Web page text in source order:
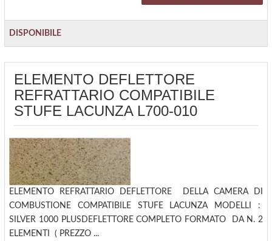
DISPONIBILE
ELEMENTO DEFLETTORE
REFRATTARIO COMPATIBILE
STUFE LACUNZA L700-010
ELEMENTO REFRATTARIO DEFLETTORE DELLA CAMERA DI
COMBUSTIONE COMPATIBILE STUFE LACUNZA MODELLI :
SILVER 1000 PLUSDEFLETTORE COMPLETO FORMATO DA N. 2
ELEMENTI ( PREZZO ...